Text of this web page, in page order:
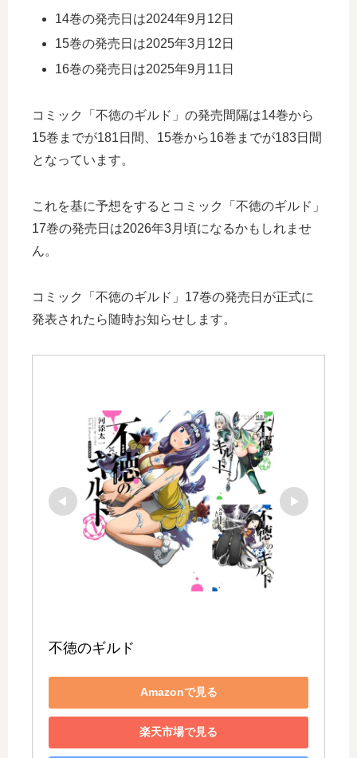
14巻の発売日は2024年9月12日
15巻の発売日は2025年3月12日
16巻の発売日は2025年9月11日
コミック「不徳のギルド」の発売間隔は14巻から
15巻までが181日間、15巻から16巻までが183日間
となっています。
これを基に予想をするとコミック「不徳のギルド」
17巻の発売日は2026年3月頃になるかもしれませ
ん。
コミック「不徳のギルド」17巻の発売日が正式に
発表されたら随時お知らせします。
不徳のギルド
Amazonで見る
楽天市場で見る